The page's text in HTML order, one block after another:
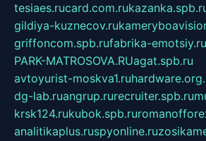
tesiaes.rucard.com.ru
gildiya-kuznecov.ru
griffoncom.spb.rufabrika-emotsiy.ru
PARK-MATROSOVA.RUagat.spb.ru
avtoyurist-moskva1.ru
dg-lab.ruangrup.rurecruiter.spb.ru
krsk124.rukubok.spb.ru
analitikaplus.ruspyonline.ru